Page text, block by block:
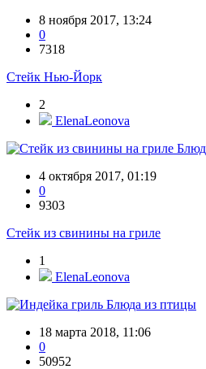
8 ноября 2017, 13:24
0
7318
Стейк Нью-Йорк
2
ElenaLeonova
4 октября 2017, 01:19
0
9303
Стейк из свинины на гриле
1
ElenaLeonova
Блюда из птицы
18 марта 2018, 11:06
0
50952